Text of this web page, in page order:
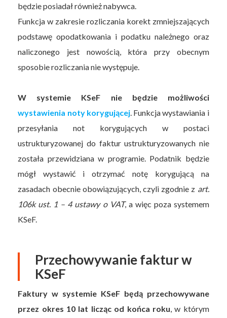
będzie posiadał również nabywca.
Funkcja w zakresie rozliczania korekt zmniejszających
podstawę opodatkowania i podatku należnego oraz
naliczonego jest nowością, która przy obecnym
sposobie rozliczania nie występuje.
W systemie KSeF nie będzie możliwości
wystawienia noty korygującej. Funkcja wystawiania i
przesyłania not korygujących w postaci
ustrukturyzowanej do faktur ustrukturyzowanych nie
została przewidziana w programie. Podatnik będzie
mógł wystawić i otrzymać notę korygującą na
zasadach obecnie obowiązujących, czyli zgodnie z art.
106k ust. 1 – 4 ustawy o VAT, a więc poza systemem
KSeF.
Przechowywanie faktur w
KSeF
Faktury w systemie KSeF będą przechowywane
przez okres 10 lat licząc od końca roku , w którym